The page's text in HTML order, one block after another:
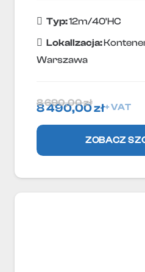
Typ:12m/40'HC
Lokallzacja:
Warszawa
8 490,00zł+ VAT
8 690,00zł
ZOBACZ